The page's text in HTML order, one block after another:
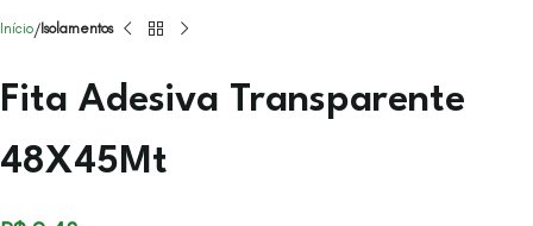
Início Isolamentos
Fita Adesiva Transparente
48X45Mt